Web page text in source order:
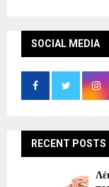
SOCIAL MEDIA
RECENT POSTS